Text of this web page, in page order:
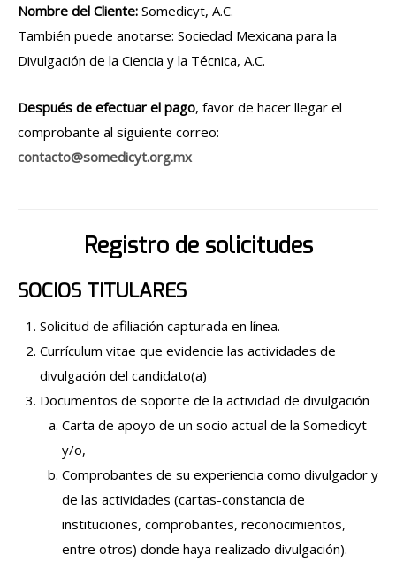
Nombre del Cliente: Somedicyt, A.C.
También puede anotarse: Sociedad Mexicana para la
Divulgación de la Ciencia y la Técnica, A.C.
Después de efectuar el pago, favor de hacer llegar el
comprobante al siguiente correo:
contacto@somedicyt.org.mx
Registro de solicitudes
SOCIOS TITULARES
Solicitud de afiliación capturada en línea.
Currículum vitae que evidencie las actividades de
divulgación del candidato(a)
Documentos de soporte de la actividad de divulgación
Carta de apoyo de un socio actual de la Somedicyt
y/o,
Comprobantes de su experiencia como divulgador y
de las actividades (cartas-constancia de
instituciones, comprobantes, reconocimientos,
entre otros) donde haya realizado divulgación).